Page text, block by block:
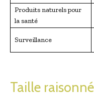
Produits naturels pour
la santé
Surveillance
Taille